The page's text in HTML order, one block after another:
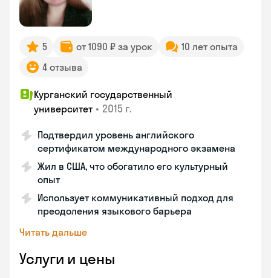
5 от 1090 ₽ за урок
10 лет опыта
4 отзыва
Курганский государственный
университет • 2015 г.
Подтвердил уровень английского
сертификатом международного экзамена
Жил в США, что обогатило его культурный
опыт
Использует коммуникативный подход для
преодоления языкового барьера
Читать дальше
Услуги и цены